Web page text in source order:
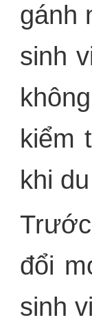
gánh
sinh
kiểm
khi
đổi
sinh